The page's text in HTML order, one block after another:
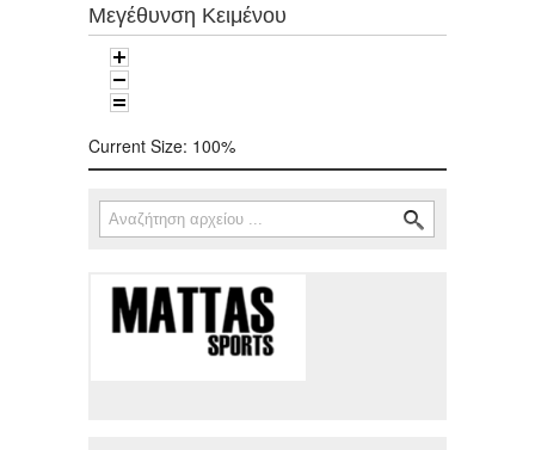
Μεγέθυνση Κειμένου
Current Size: 100%
Φόρμα αναζήτησης
Αναζήτηση